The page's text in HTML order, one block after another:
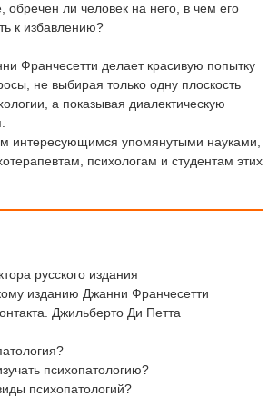
обречен ли человек на него, в чем его
к избавлению?
Франчесетти делает красивую попытку
не выбирая только одну плоскость
а показывая диалектическую
интересующимся упомянутыми науками,
психологам и студентам этих
русского издания
изданию Джанни Франчесетти
Джильберто Ди Петта
психопатологию?
психопатологий?